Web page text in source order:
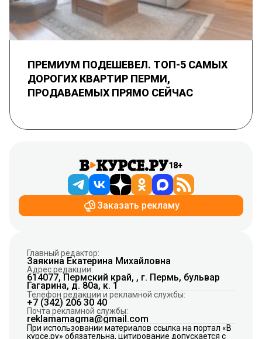
ПРЕМИУМ ПОДЕШЕВЕЛ. ТОП-5 САМЫХ
ДОРОГИХ КВАРТИР ПЕРМИ,
ПРОДАВАЕМЫХ ПРЯМО СЕЙЧАС
18+
Заказать рекламу
Главный редактор:
Заякина Екатерина Михайловна
Адрес редакции:
614077, Пермский край, , г. Пермь, бульвар
Гагарина, д. 80а, к. 1
Телефон редакции и рекламной службы:
+7 (342) 206 30 40
Почта рекламной службы:
reklamamagma@gmail.com
При использовании материалов ссылка на портал «В
курсе.ру» обязательна, цитирование допускается с